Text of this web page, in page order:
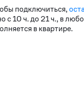
подключиться,
10 ч. до 21 ч., в
в квартире.